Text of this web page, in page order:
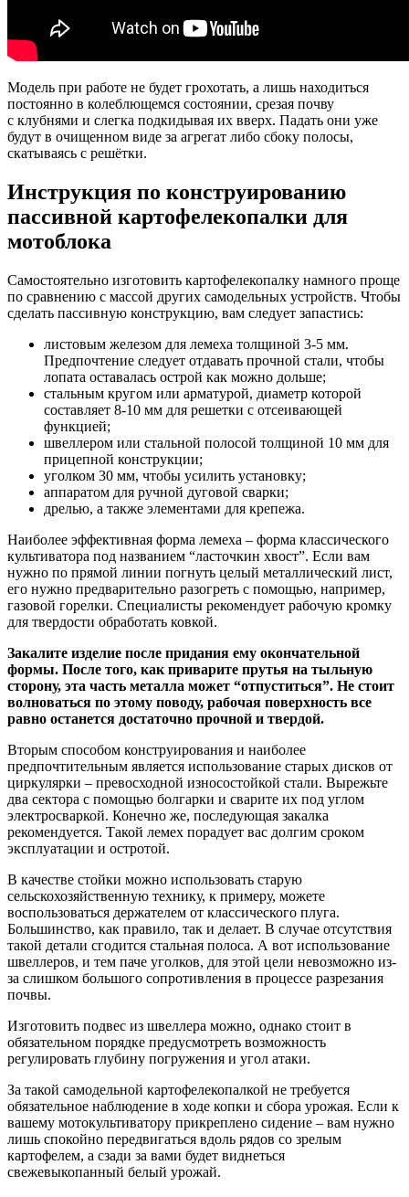
Модель при работе не будет грохотать, а лишь находиться
постоянно в колеблющемся состоянии, срезая почву
с клубнями и слегка подкидывая их вверх. Падать они уже
будут в очищенном виде за агрегат либо сбоку полосы,
скатываясь с решётки.
Инструкция по конструированию
пассивной картофелекопалки для
мотоблока
Самостоятельно изготовить картофелекопалку намного проще
по сравнению с массой других самодельных устройств. Чтобы
сделать пассивную конструкцию, вам следует запастись:
листовым железом для лемеха толщиной 3-5 мм.
Предпочтение следует отдавать прочной стали, чтобы
лопата оставалась острой как можно дольше;
стальным кругом или арматурой, диаметр которой
составляет 8-10 мм для решетки с отсеивающей
функцией;
швеллером или стальной полосой толщиной 10 мм для
прицепной конструкции;
уголком 30 мм, чтобы усилить установку;
аппаратом для ручной дуговой сварки;
дрелью, а также элементами для крепежа.
Наиболее эффективная форма лемеха – форма классического
культиватора под названием “ласточкин хвост”. Если вам
нужно по прямой линии погнуть целый металлический лист,
его нужно предварительно разогреть с помощью, например,
газовой горелки. Специалисты рекомендует рабочую кромку
для твердости обработать ковкой.
Закалите изделие после придания ему окончательной
формы. После того, как приварите прутья на тыльную
сторону, эта часть металла может “отпуститься”. Не стоит
волноваться по этому поводу, рабочая поверхность все
равно останется достаточно прочной и твердой.
Вторым способом конструирования и наиболее
предпочтительным является использование старых дисков от
циркулярки – превосходной износостойкой стали. Вырежьте
два сектора с помощью болгарки и сварите их под углом
электросваркой. Конечно же, последующая закалка
рекомендуется. Такой лемех порадует вас долгим сроком
эксплуатации и остротой.
В качестве стойки можно использовать старую
сельскохозяйственную технику, к примеру, можете
воспользоваться держателем от классического плуга.
Большинство, как правило, так и делает. В случае отсутствия
такой детали сгодится стальная полоса. А вот использование
швеллеров, и тем паче уголков, для этой цели невозможно из-
за слишком большого сопротивления в процессе разрезания
почвы.
Изготовить подвес из швеллера можно, однако стоит в
обязательном порядке предусмотреть возможность
регулировать глубину погружения и угол атаки.
За такой самодельной картофелекопалкой не требуется
обязательное наблюдение в ходе копки и сбора урожая. Если к
вашему мотокультиватору прикреплено сидение – вам нужно
лишь спокойно передвигаться вдоль рядов со зрелым
картофелем, а сзади за вами будет виднеться
свежевыкопанный белый урожай.